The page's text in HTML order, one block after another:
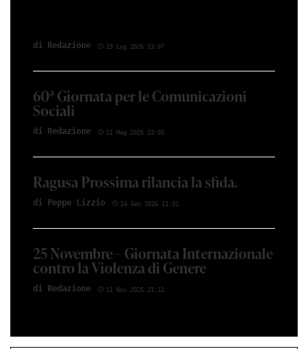
di Red­azio­ne 19 Lug 2026 13:07
60ª Giornata per le Comunicazioni
Sociali
di Red­azio­ne 11 Mag 2026 23:05
Ragusa Prossima rilancia la sfida.
di Peppe Li­z­zio 24 Gen 2026 11:01
25 Novembre – Giornata Internazionale
contro la Violenza di Genere
di Red­azio­ne 11 Nov 2025 23:11